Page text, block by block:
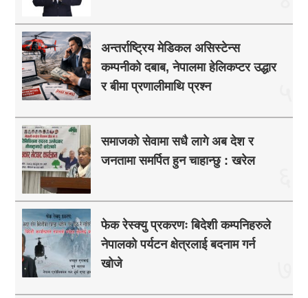
अन्तर्राष्ट्रिय मेडिकल असिस्टेन्स
कम्पनीको दबाब, नेपालमा हेलिकप्टर उद्धार
र बीमा प्रणालीमाथि प्रश्न
समाजको सेवामा सधै लागे अब देश र
जनतामा समर्पित हुन चाहान्छु : खरेल
फेक रेस्क्यु प्रकरणः बिदेशी कम्पनिहरुले
नेपालको पर्यटन क्षेत्रलाई बदनाम गर्न
खोजे